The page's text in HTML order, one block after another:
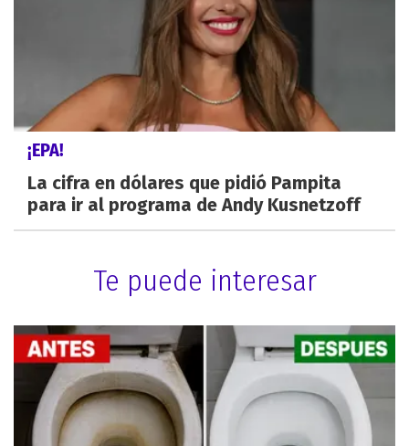
¡EPA!
La cifra en dólares que pidió Pampita
para ir al programa de Andy Kusnetzoff
Te puede interesar